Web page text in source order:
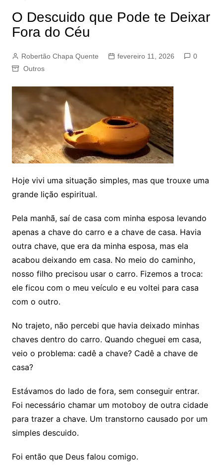
O Descuido que Pode te Deixar
Fora do Céu
Robertão Chapa Quente fevereiro 11, 2026
0
Outros
Hoje vivi uma situação simples, mas que trouxe uma
grande lição espiritual.
Pela manhã, saí de casa com minha esposa levando
apenas a chave do carro e a chave de casa. Havia
outra chave, que era da minha esposa, mas ela
acabou deixando em casa. No meio do caminho,
nosso filho precisou usar o carro. Fizemos a troca:
ele ficou com o meu veículo e eu voltei para casa
com o outro.
No trajeto, não percebi que havia deixado minhas
chaves dentro do carro. Quando cheguei em casa,
veio o problema: cadê a chave? Cadê a chave de
casa?
Estávamos do lado de fora, sem conseguir entrar.
Foi necessário chamar um motoboy de outra cidade
para trazer a chave. Um transtorno causado por um
simples descuido.
Foi então que Deus falou comigo.